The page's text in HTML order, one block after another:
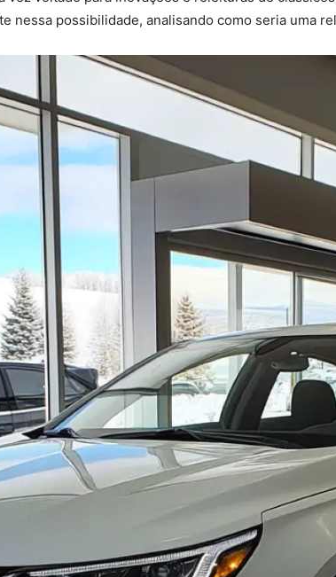
nessa possibilidade, analisando como seria uma